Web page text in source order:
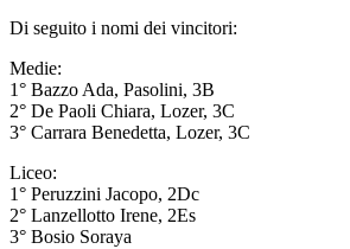
Di seguito i nomi dei vincitori:
Medie:
1° Bazzo Ada, Pasolini, 3B
2° De Paoli Chiara, Lozer, 3C
3° Carrara Benedetta, Lozer, 3C
Liceo:
1° Peruzzini Jacopo, 2Dc
2° Lanzellotto Irene, 2Es
3° Bosio Soraya